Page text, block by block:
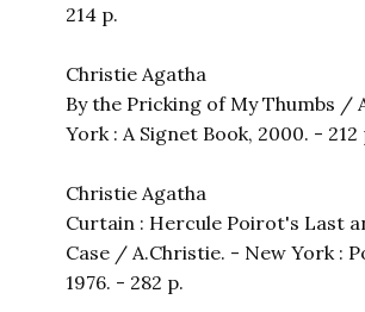
214 p.
Christie Agatha
By the Pricking of My Thumbs /
York : A Signet Book, 2000. - 212
Christie Agatha
Curtain : Hercule Poirot's Last
Case / A.Christie. - New York :
1976. - 282 p.